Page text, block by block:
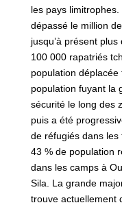
les pays
dépassé le million
jusqu’à présent
100 000 rapatriés
population
population fuyant la
sécurité le long des
puis a été
de réfugiés dans les
43 % de population
dans les camps à
Sila. La grande
trouve actuellement